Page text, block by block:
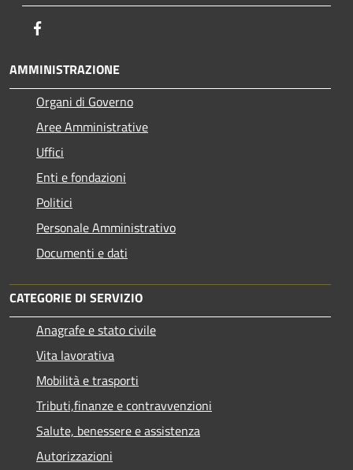
AMMINISTRAZIONE
Organi di Governo
Aree Amministrative
Uffici
Enti e fondazioni
Politici
Personale Amministrativo
Documenti e dati
CATEGORIE DI SERVIZIO
Anagrafe e stato civile
Vita lavorativa
Mobilità e trasporti
Tributi,finanze e contravvenzioni
Salute, benessere e assistenza
Autorizzazioni